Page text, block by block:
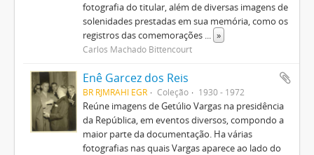
fotografia do titular, além de diversas imagens de
solenidades prestadas em sua memória, como os
registros das comemorações ... »
Carlos Machado Bittencourt
Enê Garcez dos Reis
BR RJMRAHI EGR Coleção 1930 - 1972
Reúne imagens de Getúlio Vargas na presidência
da República, em eventos diversos, compondo a
maior parte da documentação. Ha várias
fotografias nas quais Vargas aparece ao lado do